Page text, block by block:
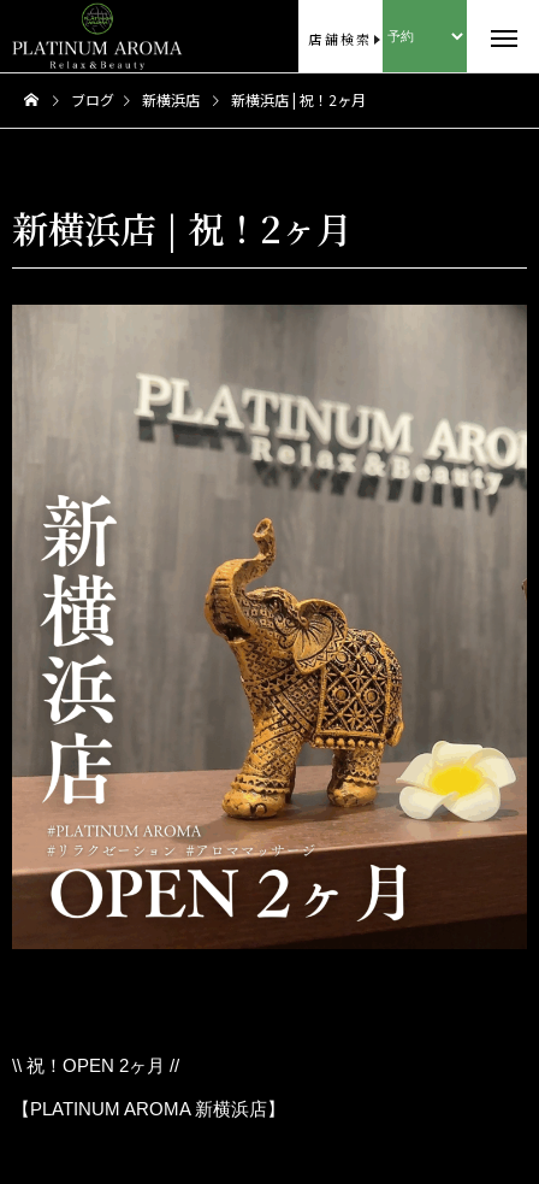
店舗検索
ブログ 新横浜店 新横浜店 | 祝！2ヶ月
新横浜店 | 祝！2ヶ月
\\ 祝！OPEN 2ヶ月 //
【PLATINUM AROMA 新横浜店】